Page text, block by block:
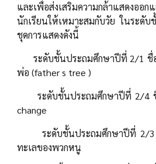
และเพื่อส่งเสริมความกล้าแสดงออก
นักเรียนให้เหมาะสมกับวัย ในระดั
ชุดการแสดงดังนี้
ระดับชั้นประถมศึกษาปีที่ 2/1 ชื่อ
พ่อ (father s tree )
ระดับชั้นประถมศึกษาปีที่ 2/4 ชื่
change
ระดับชั้นประถมศึกษาปีที่ 2/3 ชื่
ทะเลของพวกหนู